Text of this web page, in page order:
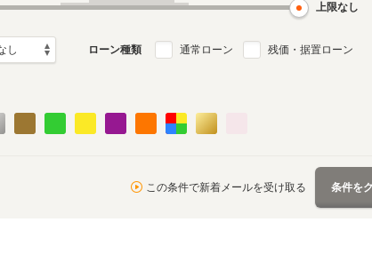
上限なし
ローン種類 通常ローン 残価・据置ローン
この条件で新着メールを受け取る 条件を